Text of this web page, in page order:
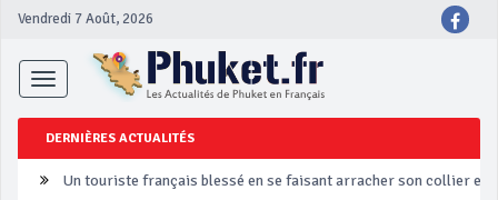
Vendredi 7 Août, 2026
Toggle
navigation
DERNIÈRES ACTUALITÉS
Un touriste français blessé en se faisant arracher son collier en